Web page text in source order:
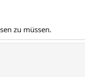
zu müssen.